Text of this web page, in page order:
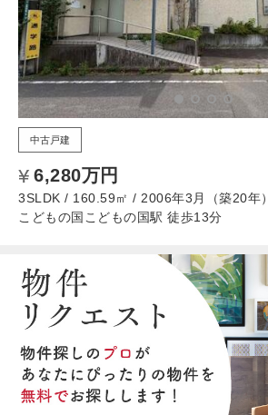
中古戸建
6,280万円
3SLDK / 160.59㎡ / 2006年3月（築20年）
こどもの国こどもの国駅 徒歩13分